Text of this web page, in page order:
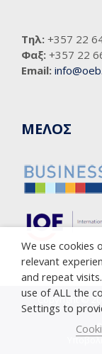
Τηλ: +357 22
Φαξ: +357 22
Email:
ΜΕΛΟΣ
Copyright ©
We use cookies
relevant
and repeat
use of ALL the
Settings to